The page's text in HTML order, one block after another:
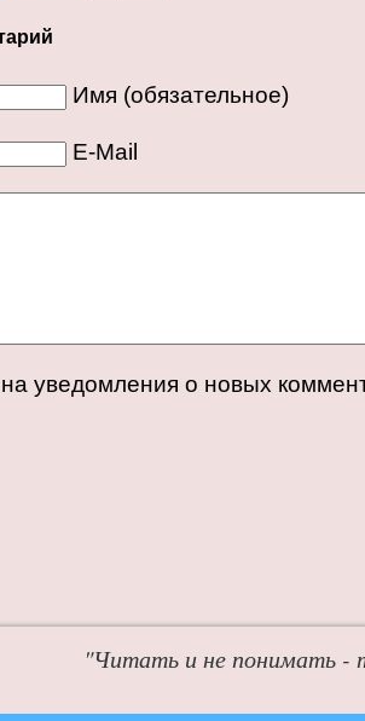
Имя (обязательное)
E-Mail
уведомления о новых
"Читать и не понимать -